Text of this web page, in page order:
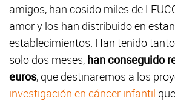
amigos, han cosido miles de
amor y los han distribuido en
establecimientos. Han tenido
solo dos meses, han conseguido
euros, que destinaremos a los
investigación en cáncer infantil